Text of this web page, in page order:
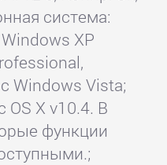
система:
XP
Windows Vista;
OS X v10.4. В
функции